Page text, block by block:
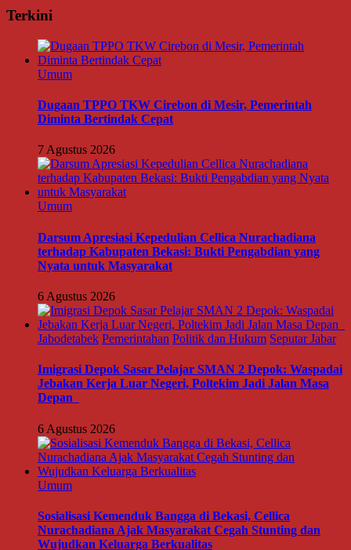
Terkini
Umum
Dugaan TPPO TKW Cirebon di Mesir, Pemerintah
Diminta Bertindak Cepat
7 Agustus 2026
Umum
Darsum Apresiasi Kepedulian Cellica Nurachadiana
terhadap Kabupaten Bekasi: Bukti Pengabdian yang
Nyata untuk Masyarakat
6 Agustus 2026
Jabodetabek Pemerintahan Politik dan Hukum Seputar Jabar
Imigrasi Depok Sasar Pelajar SMAN 2 Depok: Waspadai
Jebakan Kerja Luar Negeri, Poltekim Jadi Jalan Masa
Depan
6 Agustus 2026
Umum
Sosialisasi Kemenduk Bangga di Bekasi, Cellica
Nurachadiana Ajak Masyarakat Cegah Stunting dan
Wujudkan Keluarga Berkualitas